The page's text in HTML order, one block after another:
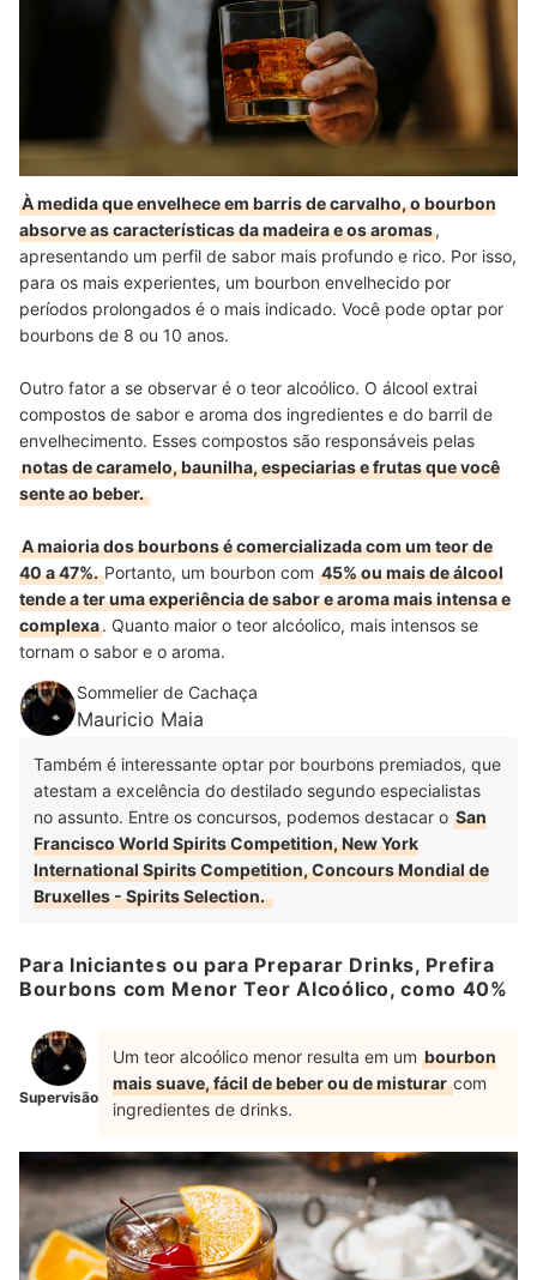
À medida que envelhece em barris de carvalho, o bourbon
absorve as características da madeira e os aromas,
apresentando um perfil de sabor mais profundo e rico. Por isso,
para os mais experientes, um bourbon envelhecido por
períodos prolongados é o mais indicado. Você pode optar por
bourbons de 8 ou 10 anos.
Outro fator a se observar é o teor alcoólico. O álcool extrai
compostos de sabor e aroma dos ingredientes e do barril de
envelhecimento. Esses compostos são responsáveis pelas
notas de caramelo, baunilha, especiarias e frutas que você
sente ao beber.
A maioria dos bourbons é comercializada com um teor de
40 a 47%.Portanto, um bourbon com 45% ou mais de álcool
tende a ter uma experiência de sabor e aroma mais intensa e
complexa. Quanto maior o teor alcóolico, mais intensos se
tornam o sabor e o aroma.
Sommelier de Cachaça
Mauricio Maia
Também é interessante optar por bourbons premiados, que
atestam a excelência do destilado segundo especialistas
no assunto. Entre os concursos, podemos destacar o San
Francisco World Spirits Competition, New York
International Spirits Competition, Concours Mondial de
Bruxelles - Spirits Selection.
Para Iniciantes ou para Preparar Drinks, Prefira
Bourbons com Menor Teor Alcoólico, como 40%
Supervisão
Um teor alcoólico menor resulta em um bourbon
mais suave, fácil de beber ou de misturarcom
ingredientes de drinks.